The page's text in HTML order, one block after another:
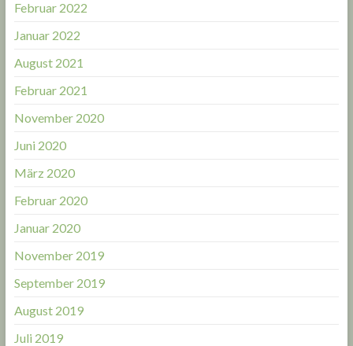
Februar 2022
Januar 2022
August 2021
Februar 2021
November 2020
Juni 2020
März 2020
Februar 2020
Januar 2020
November 2019
September 2019
August 2019
Juli 2019